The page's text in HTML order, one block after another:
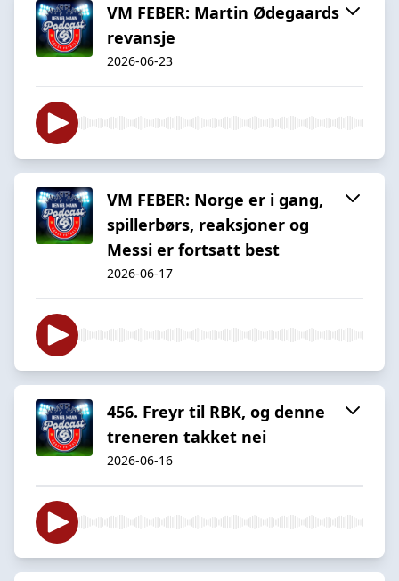
VM FEBER: Martin Ødegaards
revansje
2026-06-23
VM FEBER: Norge er i gang,
spillerbørs, reaksjoner og
Messi er fortsatt best
2026-06-17
456. Freyr til RBK, og denne
treneren takket nei
2026-06-16